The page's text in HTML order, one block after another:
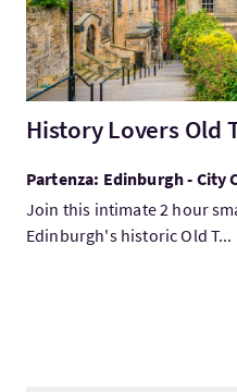
History Lovers Old
Partenza: Edinburgh - City
Join this intimate 2 hour
Edinburgh's historic Old T...